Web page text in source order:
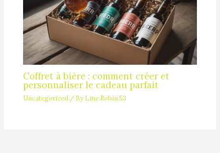
Coffret à bière : comment créer et
personnaliser le cadeau parfait
Uncategorized / By Line.Robin.53